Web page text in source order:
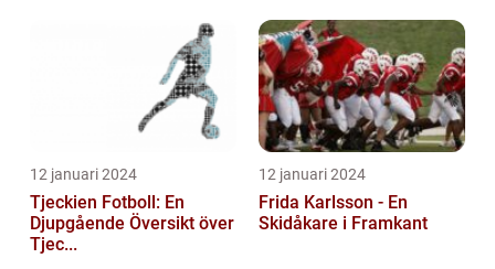
12 januari 2024
Tjeckien Fotboll: En
Djupgående Översikt över
Tjec...
12 januari 2024
Frida Karlsson - En
Skidåkare i Framkant